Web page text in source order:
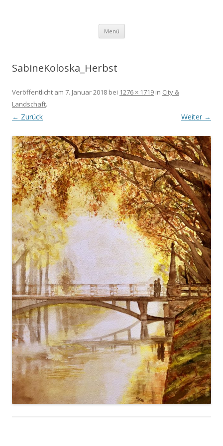
Menü Zum Inhalt springen
SabineKoloska_Herbst
Veröffentlicht am 7. Januar 2018 bei 1276 × 1719 in City &
Landschaft.
← Zurück Weiter →